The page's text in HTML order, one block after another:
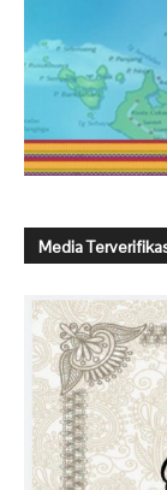
Media